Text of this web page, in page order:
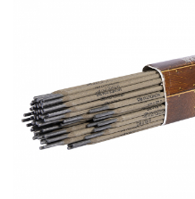
Scutere pe benzina
Tricicluri cargo fara permis
Tricicluri persoane